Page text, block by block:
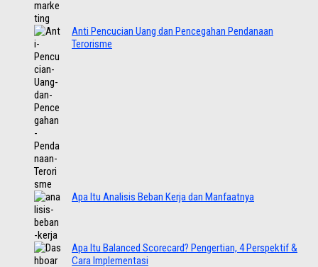
Anti Pencucian Uang dan Pencegahan Pendanaan
Terorisme
Apa Itu Analisis Beban Kerja dan Manfaatnya
Apa Itu Balanced Scorecard? Pengertian, 4 Perspektif &
Cara Implementasi